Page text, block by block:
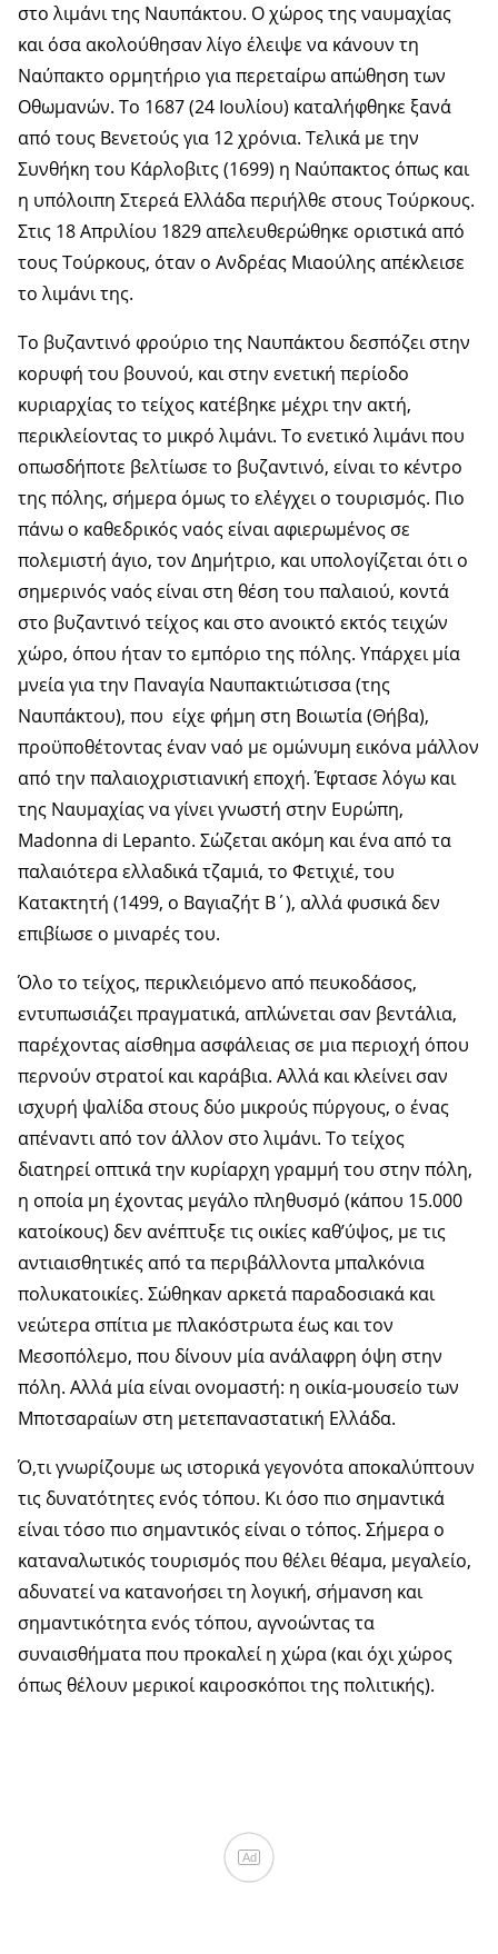
στο λιμάνι της Ναυπάκτου. Ο χώρος της ναυμαχίας
και όσα ακολούθησαν λίγο έλειψε να κάνουν τη
Ναύπακτο ορμητήριο για περεταίρω απώθηση των
Οθωμανών. Το 1687 (24 Ιουλίου) καταλήφθηκε ξανά
από τους Βενετούς για 12 χρόνια. Τελικά με την
Συνθήκη του Κάρλοβιτς (1699) η Ναύπακτος όπως και
η υπόλοιπη Στερεά Ελλάδα περιήλθε στους Τούρκους.
Στις 18 Απριλίου 1829 απελευθερώθηκε οριστικά από
τους Τούρκους, όταν ο Ανδρέας Μιαούλης απέκλεισε
το λιμάνι της.
Το βυζαντινό φρούριο της Ναυπάκτου δεσπόζει στην
κορυφή του βουνού, και στην ενετική περίοδο
κυριαρχίας το τείχος κατέβηκε μέχρι την ακτή,
περικλείοντας το μικρό λιμάνι. Το ενετικό λιμάνι που
οπωσδήποτε βελτίωσε το βυζαντινό, είναι το κέντρο
της πόλης, σήμερα όμως το ελέγχει ο τουρισμός. Πιο
πάνω ο καθεδρικός ναός είναι αφιερωμένος σε
πολεμιστή άγιο, τον Δημήτριο, και υπολογίζεται ότι ο
σημερινός ναός είναι στη θέση του παλαιού, κοντά
στο βυζαντινό τείχος και στο ανοικτό εκτός τειχών
χώρο, όπου ήταν το εμπόριο της πόλης. Υπάρχει μία
μνεία για την Παναγία Ναυπακτιώτισσα (της
Ναυπάκτου), που είχε φήμη στη Βοιωτία (Θήβα),
προϋποθέτοντας έναν ναό με ομώνυμη εικόνα μάλλον
από την παλαιοχριστιανική εποχή. Έφτασε λόγω και
της Ναυμαχίας να γίνει γνωστή στην Ευρώπη,
Madonna di Lepanto. Σώζεται ακόμη και ένα από τα
παλαιότερα ελλαδικά τζαμιά, το Φετιχιέ, του
Κατακτητή (1499, ο Βαγιαζήτ Β΄), αλλά φυσικά δεν
επιβίωσε ο μιναρές του.
Όλο το τείχος, περικλειόμενο από πευκοδάσος,
εντυπωσιάζει πραγματικά, απλώνεται σαν βεντάλια,
παρέχοντας αίσθημα ασφάλειας σε μια περιοχή όπου
περνούν στρατοί και καράβια. Αλλά και κλείνει σαν
ισχυρή ψαλίδα στους δύο μικρούς πύργους, ο ένας
απέναντι από τον άλλον στο λιμάνι. Το τείχος
διατηρεί οπτικά την κυρίαρχη γραμμή του στην πόλη,
η οποία μη έχοντας μεγάλο πληθυσμό (κάπου 15.000
κατοίκους) δεν ανέπτυξε τις οικίες καθ’ύψος, με τις
αντιαισθητικές από τα περιβάλλοντα μπαλκόνια
πολυκατοικίες. Σώθηκαν αρκετά παραδοσιακά και
νεώτερα σπίτια με πλακόστρωτα έως και τον
Μεσοπόλεμο, που δίνουν μία ανάλαφρη όψη στην
πόλη. Αλλά μία είναι ονομαστή: η οικία-μουσείο των
Μποτσαραίων στη μετεπαναστατική Ελλάδα.
Ό,τι γνωρίζουμε ως ιστορικά γεγονότα αποκαλύπτουν
τις δυνατότητες ενός τόπου. Κι όσο πιο σημαντικά
είναι τόσο πιο σημαντικός είναι ο τόπος. Σήμερα ο
καταναλωτικός τουρισμός που θέλει θέαμα, μεγαλείο,
αδυνατεί να κατανοήσει τη λογική, σήμανση και
σημαντικότητα ενός τόπου, αγνοώντας τα
συναισθήματα που προκαλεί η χώρα (και όχι χώρος
όπως θέλουν μερικοί καιροσκόποι της πολιτικής).
Ad